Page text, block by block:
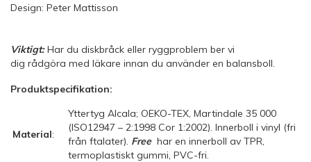
Design: Peter Mattisson
Viktigt:Har du diskbråck eller ryggproblem ber vi
dig rådgöra med läkare innan du använder en balansboll.
Produktspecifikation:
Material:
Yttertyg Alcala; OEKO-TEX, Martindale 35 000
(ISO12947 – 2:1998 Cor 1:2002). Innerboll i vinyl (fri
från ftalater). Freehar en innerboll av TPR,
termoplastiskt gummi, PVC-fri.